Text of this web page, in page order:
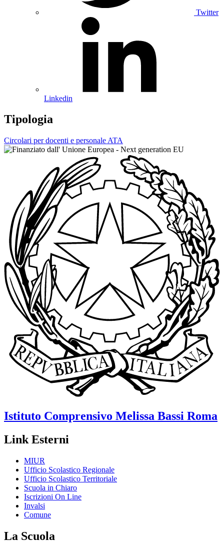
Twitter
Linkedin
Tipologia
Circolari per docenti e personale ATA
Istituto Comprensivo Melissa Bassi Roma
Link Esterni
MIUR
Ufficio Scolastico Regionale
Ufficio Scolastico Territoriale
Scuola in Chiaro
Iscrizioni On Line
Invalsi
Comune
La Scuola